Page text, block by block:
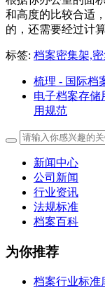
和高度的比较合适
的，还需要经过计算
标签: 档案密集架,
梳理 - 国际档
电子档案存储
用规范
新闻中心
公司新闻
行业资讯
法规标准
档案百科
为你推荐
档案行业标准